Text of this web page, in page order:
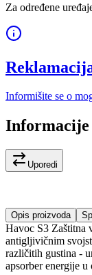
Za određene
Informišite se o
Informacije
Uporedi
Opis proizvoda
Havoc S3 Zaštitna
antigljivičnim
različitih gustina -
apsorber energije